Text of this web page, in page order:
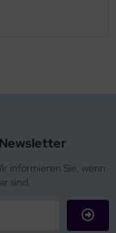
informieren Sie, wenn
sind.